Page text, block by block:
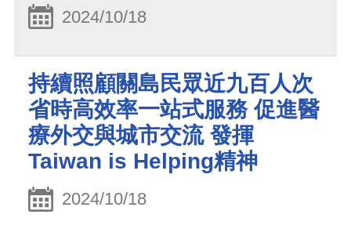
2024/10/18
持續照顧關島民眾近九百人次
省時高效率一站式服務 促進醫
療外交與城市交流 發揮
Taiwan is Helping精神
2024/10/18